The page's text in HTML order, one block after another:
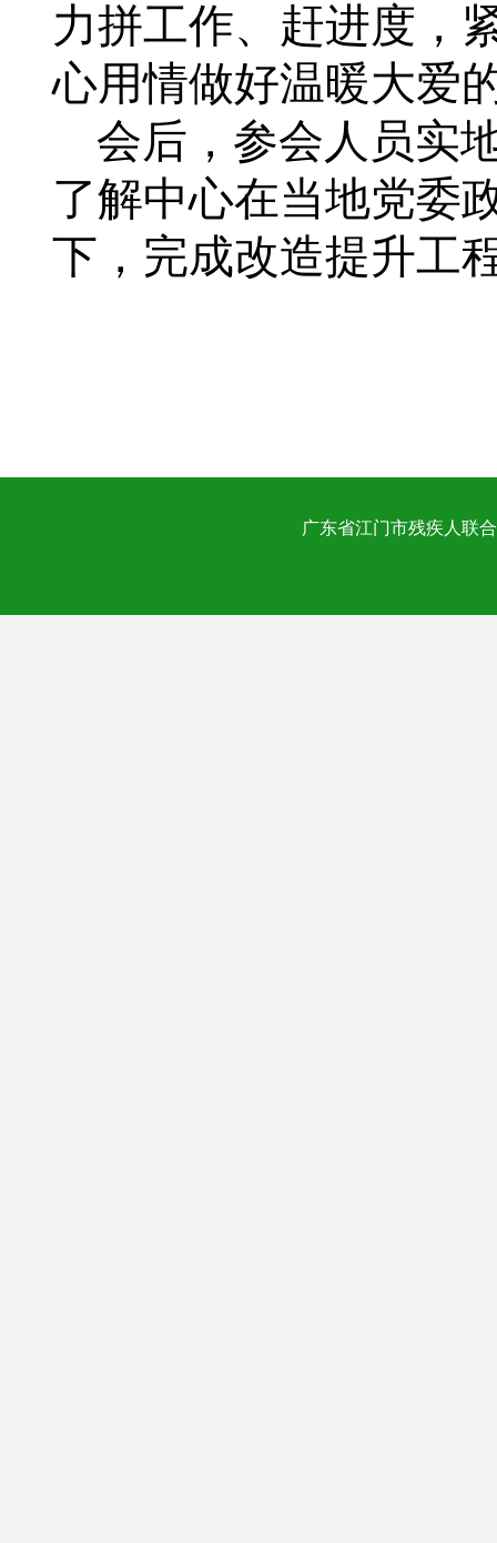
力拼工作、赶进度，
心用情做好温暖大爱
会后，参会人员实
了解中心在当地党委
下，完成改造提升工
广东省江门市残疾人联